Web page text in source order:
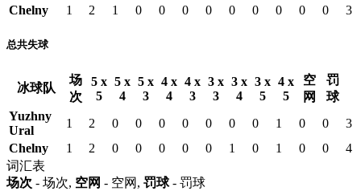
Chelny
1 2 1 0 0 0 0 0 0 0 0 0 3
总共失球
冰球队
场
次
5 x
5
5 x
4
5 x
3
4 x
4
4 x
3
3 x
3
3 x
4
3 x
5
4 x
5
空
网
罚
球
Yuzhny
Ural
1 2 0 0 0 0 0 0 0 1 0 0
3
Chelny
1 2 0 0 0 0 0 1 0 1 0 0
4
词汇表
场次 - 场次, 空网 - 空网, 罚球- 罚球